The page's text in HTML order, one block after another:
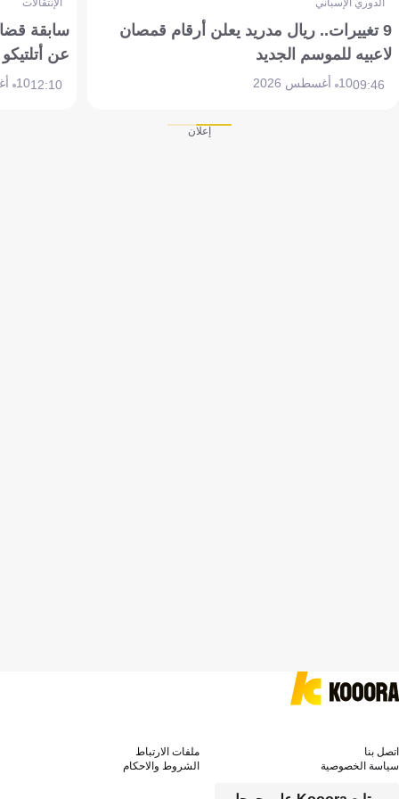
الدوري الإسباني
9 تغييرات.. ريال مدريد يعلن أرقام قمصان
لاعبيه للموسم الجديد
09:4610 أغسطس 2026
الإنتقالات
سابقة
عن أتلتيكو
12:1010 أغسطس 2026
إعلان
اتصل بنا
ملفات الارتباط
سياسة الخصوصية
الشروط والاحكام